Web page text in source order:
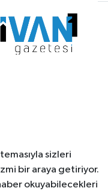
sizleri
bir araya getiriyor.
okuyabilecekleri